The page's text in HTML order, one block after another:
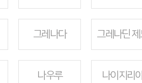
그레나다 그레나딘 제
나우루 나이지리